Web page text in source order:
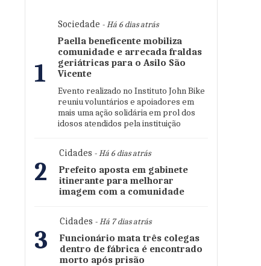
1
Sociedade - Há 6 dias atrás
Paella beneficente mobiliza
comunidade e arrecada fraldas
geriátricas para o Asilo São
Vicente
Evento realizado no Instituto John Bike
reuniu voluntários e apoiadores em
mais uma ação solidária em prol dos
idosos atendidos pela instituição
2
Cidades - Há 6 dias atrás
Prefeito aposta em gabinete
itinerante para melhorar
imagem com a comunidade
3
Cidades - Há 7 dias atrás
Funcionário mata três colegas
dentro de fábrica é encontrado
morto após prisão